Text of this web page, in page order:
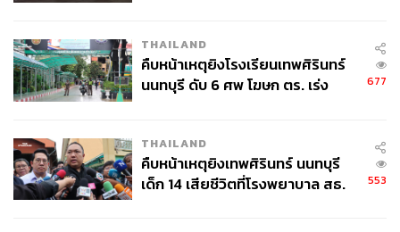
THAILAND
คืบหน้าเหตุยิงโรงเรียนเทพศิรินทร์
นนทบุรี ดับ 6 ศพ โฆษก ตร. เร่ง
677
THAILAND
คืบหน้าเหตุยิงเทพศิรินทร์ นนทบุรี
เด็ก 14 เสียชีวิตที่โรงพยาบาล สธ.
553